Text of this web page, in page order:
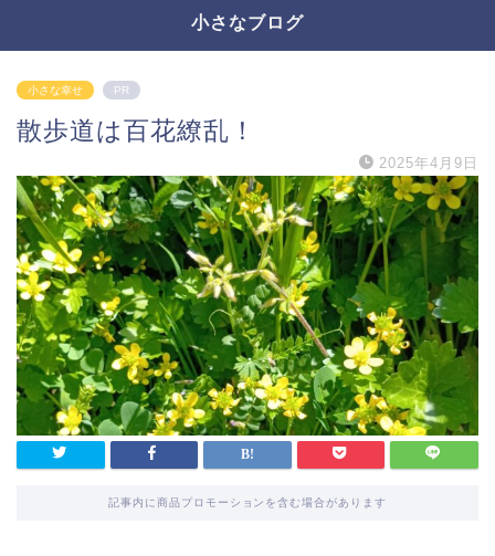
小さなブログ
小さな幸せ PR
散歩道は百花繚乱！
2025年4月9日
記事内に商品プロモーションを含む場合があります